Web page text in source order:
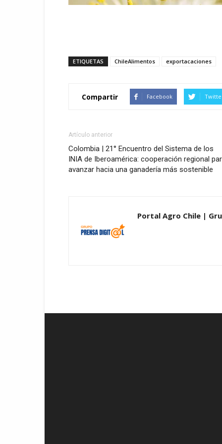
ETIQUETAS ChileAlimentos exportacaciones
Compartir Facebook
Artículo anterior
Colombia | 21° Encuentro del Sistema de los
INIA de Iberoamérica: cooperación regional
avanzar hacia una ganadería más sostenible
Portal Agro Chile |